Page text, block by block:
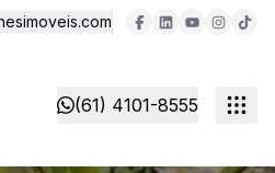
(61) 4101-8555